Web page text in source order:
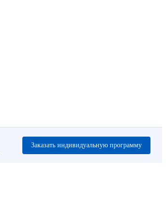
Заказать индивидуальную программу